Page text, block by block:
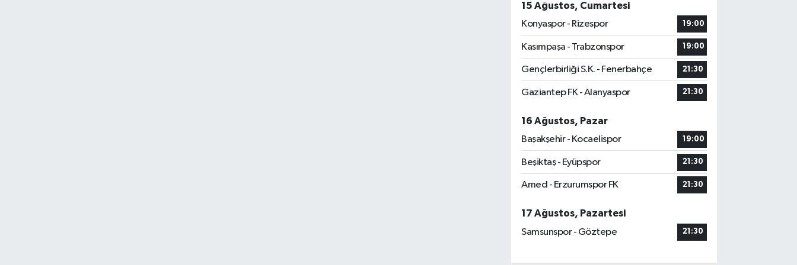
15 Ağustos, Cumartesi
Konyaspor - Rizespor
19:00
Kasımpaşa - Trabzonspor 19:00
Gençlerbirliği S.K. - Fenerbahçe 21:30
Gaziantep FK - Alanyaspor 21:30
16 Ağustos, Pazar
Başakşehir - Kocaelispor
19:00
Beşiktaş - Eyüpspor 21:30
Amed - Erzurumspor FK 21:30
17 Ağustos, Pazartesi
Samsunspor - Göztepe
21:30